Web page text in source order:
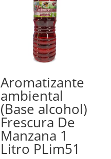
Aromatizante
ambiental
(Base alcohol)
Frescura De
Manzana 1
Litro PLim51